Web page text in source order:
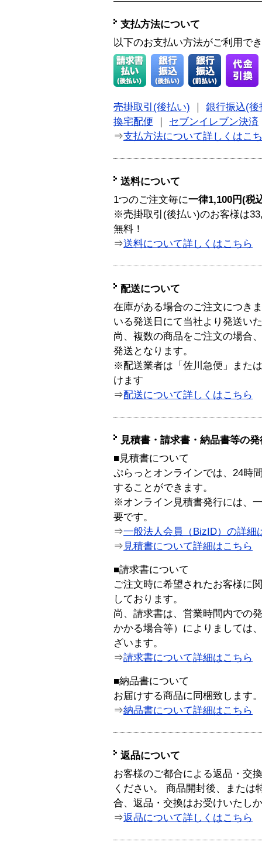
支払方法について
以下のお支払い方法がご利用で
売掛取引(後払い)
銀行振込(後
換宅配便
セブンイレブン決済
⇒支払方法について詳しくはこ
送料について
1つのご注文毎に一律1,100円(税
※売掛取引(後払い)のお客様は
無料！
⇒送料について詳しくはこちら
配送について
在庫がある場合のご注文につき
いる発送日にて当社より発送い
尚、複数の商品をご注文の場合
発送となります。
※配送業者は「佐川急便」また
けます
⇒配送について詳しくはこちら
見積書・請求書・納品書等の
■見積書について
ぷらっとオンラインでは、24時
することができます。
※オンライン見積書発行には、
要です。
⇒一般法人会員（BizID）の詳細
⇒ 見積書について詳細はこちら
■請求書について
ご注文時に希望されたお客様に
しております。
尚、請求書は、営業時間内での
かかる場合等）によりましては
ざいます。
⇒請求書について詳細はこちら
■納品書について
お届けする商品に同梱致します。
⇒納品書について詳細はこちら
返品について
お客様のご都合による返品・交
ください。 商品開封後、または
合、返品・交換はお受けいたし
⇒返品について詳しくはこちら